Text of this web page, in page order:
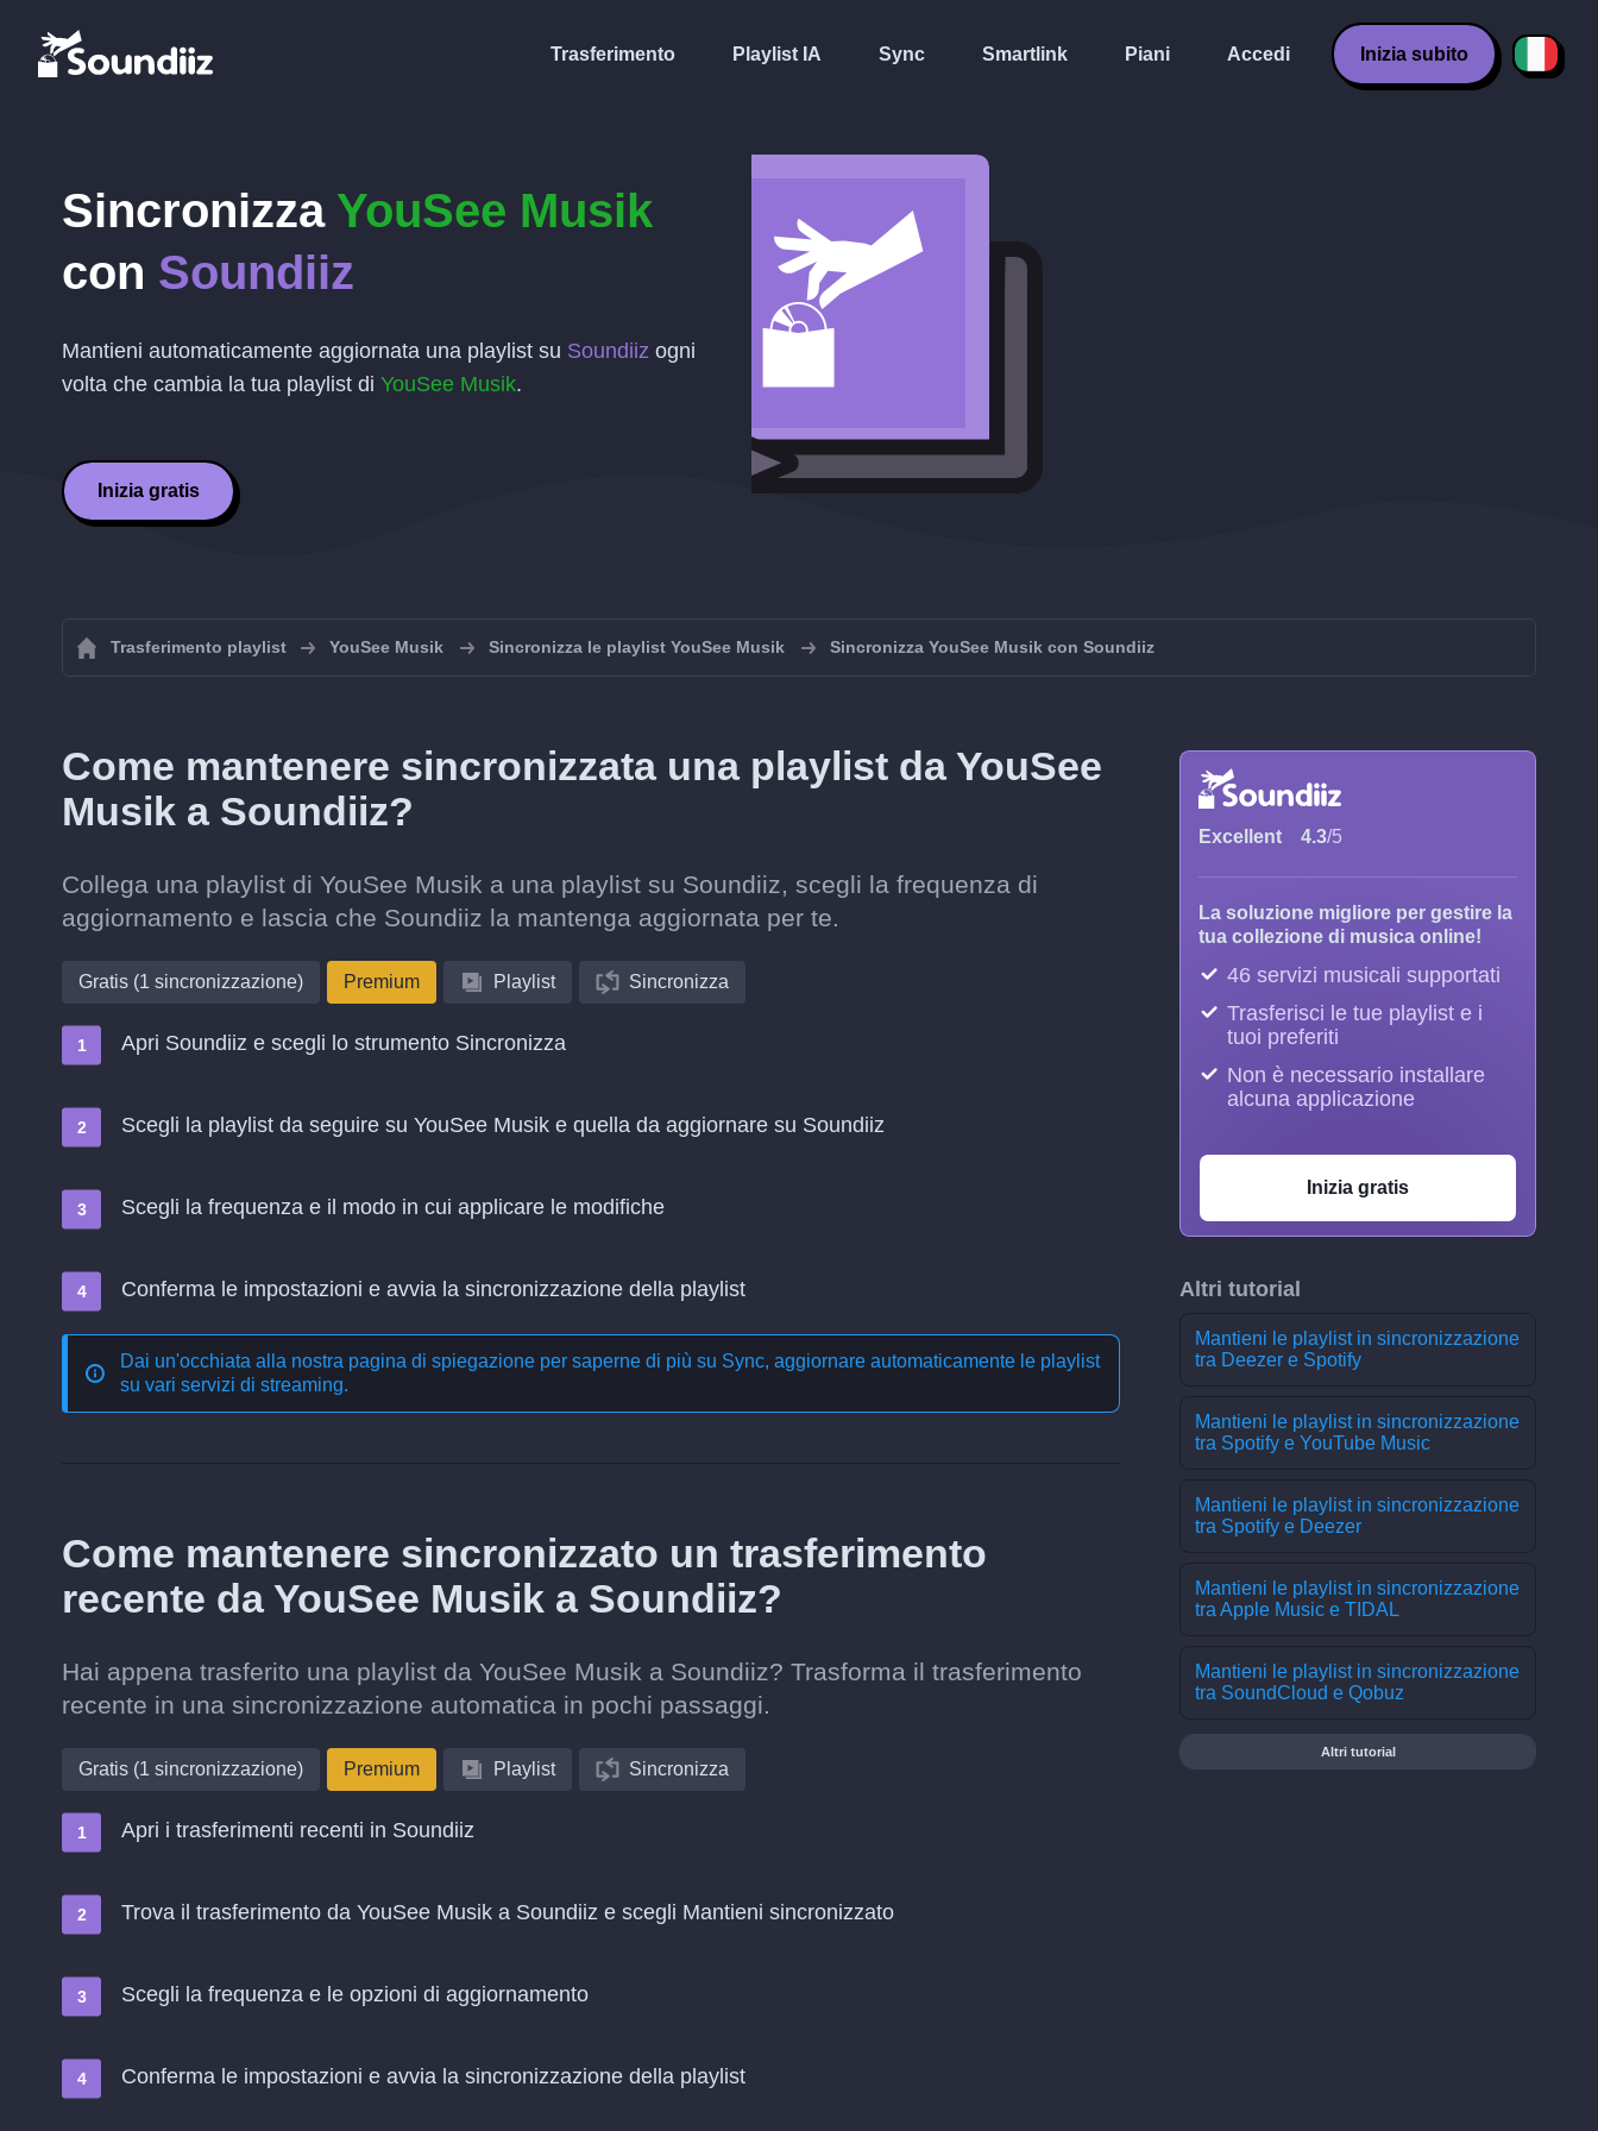
Trasferimento Playlist IA Sync Smartlink Piani Accedi Inizia subito
Sincronizza YouSee Musik
con Soundiiz
Mantieni automaticamente aggiornata una playlist su Soundiiz ogni
volta che cambia la tua playlist di YouSee Musik.
Inizia gratis
Trasferimento playlist YouSee Musik Sincronizza le playlist YouSee Musik Sincronizza YouSee Musik con Soundiiz
Come mantenere sincronizzata una playlist da YouSee
Musik a Soundiiz?
Collega una playlist di YouSee Musik a una playlist su Soundiiz, scegli la frequenza di
aggiornamento e lascia che Soundiiz la mantenga aggiornata per te.
Gratis (1 sincronizzazione) Premium Playlist Sincronizza
Apri Soundiiz e scegli lo strumento Sincronizza
Scegli la playlist da seguire su YouSee Musik e quella da aggiornare su Soundiiz
Scegli la frequenza e il modo in cui applicare le modifiche
Conferma le impostazioni e avvia la sincronizzazione della playlist
Dai un'occhiata alla nostra pagina di spiegazione per saperne di più su Sync, aggiornare automaticamente le playlist
su vari servizi di streaming.
Come mantenere sincronizzato un trasferimento
recente da YouSee Musik a Soundiiz?
Hai appena trasferito una playlist da YouSee Musik a Soundiiz? Trasforma il trasferimento
recente in una sincronizzazione automatica in pochi passaggi.
Gratis (1 sincronizzazione) Premium Playlist Sincronizza
Apri i trasferimenti recenti in Soundiiz
Trova il trasferimento da YouSee Musik a Soundiiz e scegli Mantieni sincronizzato
Scegli la frequenza e le opzioni di aggiornamento
Conferma le impostazioni e avvia la sincronizzazione della playlist
Excellent 4.3/5
La soluzione migliore per gestire la
tua collezione di musica online!
46 servizi musicali supportati
Trasferisci le tue playlist e i
tuoi preferiti
Non è necessario installare
alcuna applicazione
Inizia gratis
Altri tutorial
Mantieni le playlist in sincronizzazione
tra Deezer e Spotify
Mantieni le playlist in sincronizzazione
tra Spotify e YouTube Music
Mantieni le playlist in sincronizzazione
tra Spotify e Deezer
Mantieni le playlist in sincronizzazione
tra Apple Music e TIDAL
Mantieni le playlist in sincronizzazione
tra SoundCloud e Qobuz
Altri tutorial